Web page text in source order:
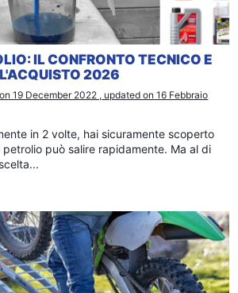
IL CONFRONTO TECNICO E
2026
19 December 2022 , updated on 16 Febbraio
in 2 volte, hai sicuramente scoperto
può salire rapidamente. Ma al di